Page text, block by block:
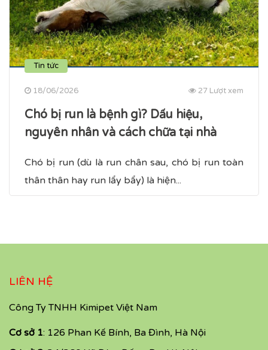
Tin tức
18/06/2026 27 Lượt xem
Chó bị run là bệnh gì? Dấu hiệu,
nguyên nhân và cách chữa tại nhà
Chó bị run (dù là run chân sau, chó bị run toàn
thân​ thân hay run lẩy bẩy) là hiện...
LIÊN HỆ
Công Ty TNHH Kimipet Việt Nam
Cơ sở 1: 126 Phan Kế Bính, Ba Đình, Hà Nội